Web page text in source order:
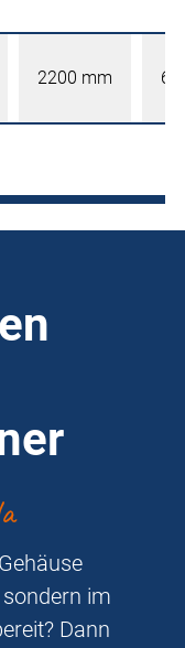
2200 mm
im
Dann